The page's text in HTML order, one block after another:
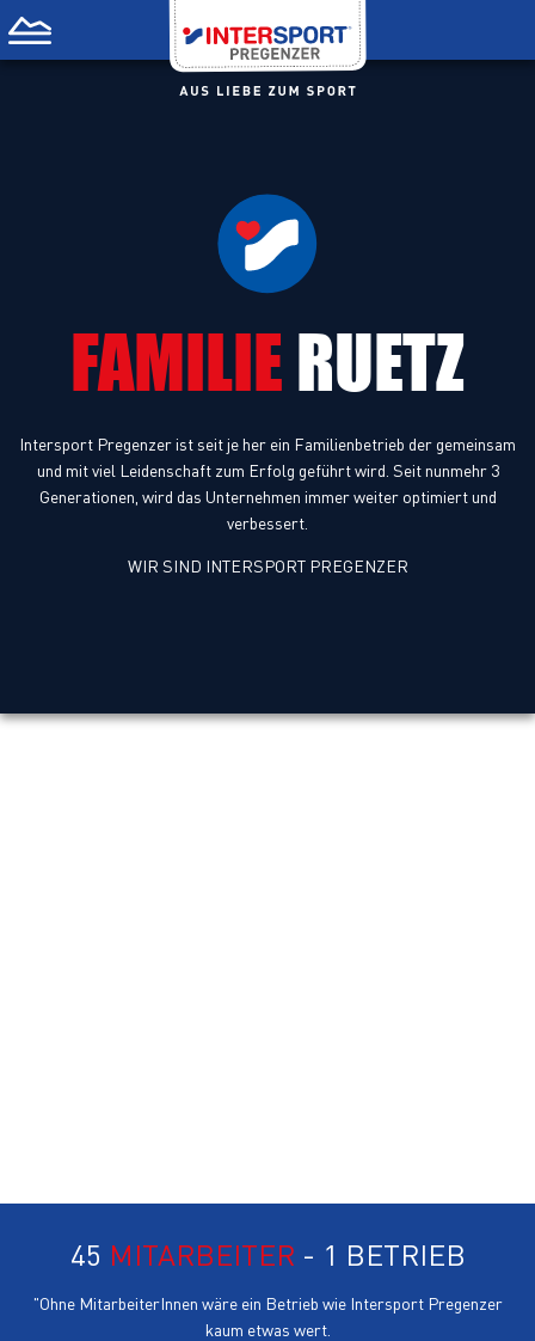
FAMILIERUETZ
Intersport Pregenzer ist seit je her ein Familienbetrieb der gemeinsam
und mit viel Leidenschaft zum Erfolg geführt wird. Seit nunmehr 3
Generationen, wird das Unternehmen immer weiter optimiert und
verbessert.
WIR SIND INTERSPORT PREGENZER
45 MITARBEITER - 1 BETRIEB
"Ohne MitarbeiterInnen wäre ein Betrieb wie Intersport Pregenzer
kaum etwas wert.